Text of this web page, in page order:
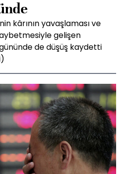
kârının yavaşlaması ve
gelişen
de düşüş kaydetti